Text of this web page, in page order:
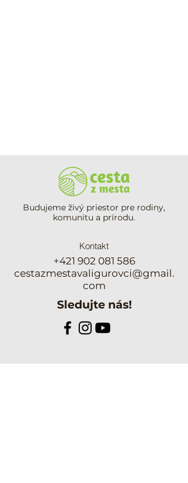
Budujeme živý priestor pre rodiny,
komunitu a prírodu.
Kontakt
+421 902 081 586
cestazmestavaligurovci@gmail.
com
Sledujte nás!